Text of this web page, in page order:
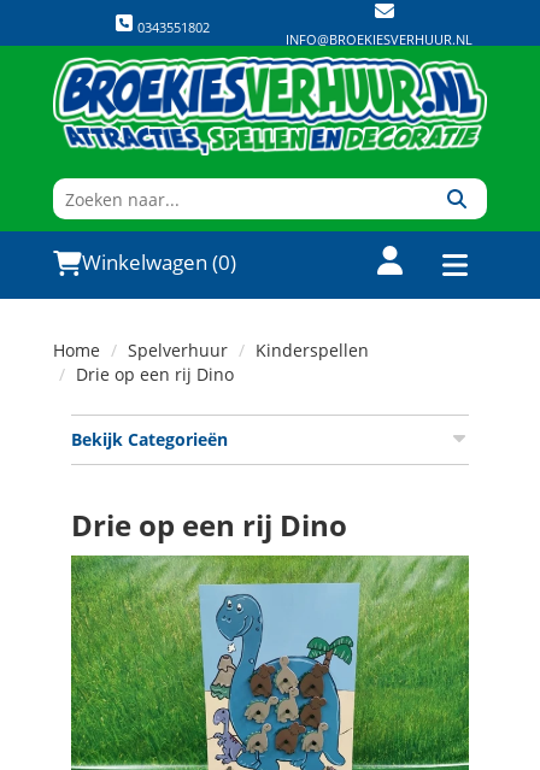
0343551802
INFO@BROEKIESVERHUUR.NL
Winkelwagen (0)
Home Spelverhuur
Kinderspellen
Drie op een rij Dino
Bekijk Categorieën
Drie op een rij Dino